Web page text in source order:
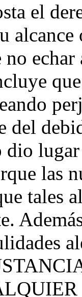
el
echar
del
las
tales